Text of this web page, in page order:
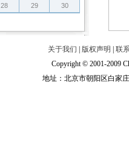
28 29 30
关于我们 版权声明
联
Copyright © 2001-2009
地址：北京市朝阳区白家